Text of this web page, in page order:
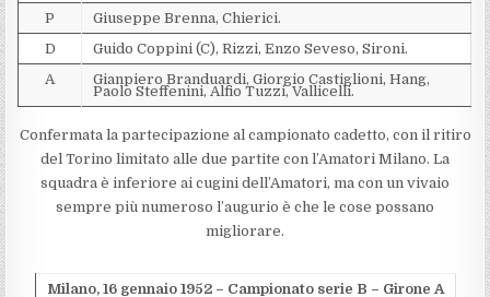
P
Giuseppe Brenna, Chierici.
D
Guido Coppini (C), Rizzi, Enzo Seveso, Sironi.
A
Gianpiero Branduardi, Giorgio Castiglioni, Hang,
Paolo Steffenini, Alfio Tuzzi, Vallicelli.
Confermata la partecipazione al campionato cadetto, con il ritiro
del Torino limitato alle due partite con l’Amatori Milano. La
squadra è inferiore ai cugini dell’Amatori, ma con un vivaio
sempre più numeroso l’augurio è che le cose possano
migliorare.
Milano, 16 gennaio 1952 – Campionato serie B – Girone A